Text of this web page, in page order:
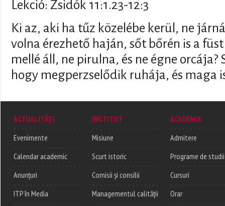
Lekció: Zsidók 11:1.23-12:3
Ki az, aki ha tűz közelébe kerül, ne
volna érezhető haján, sőt bőrén is a
mellé áll, ne pirulna, és ne égne orcája?
hogy megperzselődik ruhája, és maga
ACTUALITĂȚI
Evenimente
Calendar academic
Anunțuri
ITP în Media
INSTITUT
Misiune
Scurt istoric
Comisii și consilii
Managementul calității
ACADEMIA
Admitere
Programe de studii
Cursuri
Orar